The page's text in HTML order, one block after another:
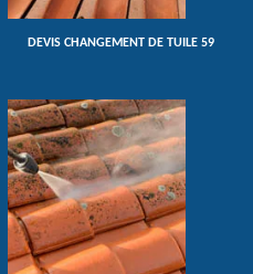
DEVIS CHANGEMENT DE TUILE 59